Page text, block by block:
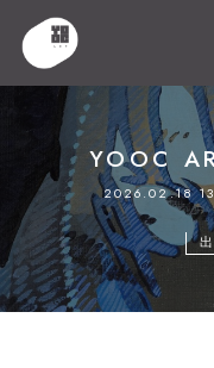
HOME
YOOC
2026.02.18